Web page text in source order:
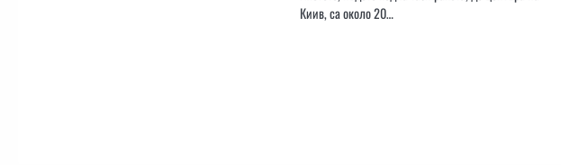
Киив, са около 20…